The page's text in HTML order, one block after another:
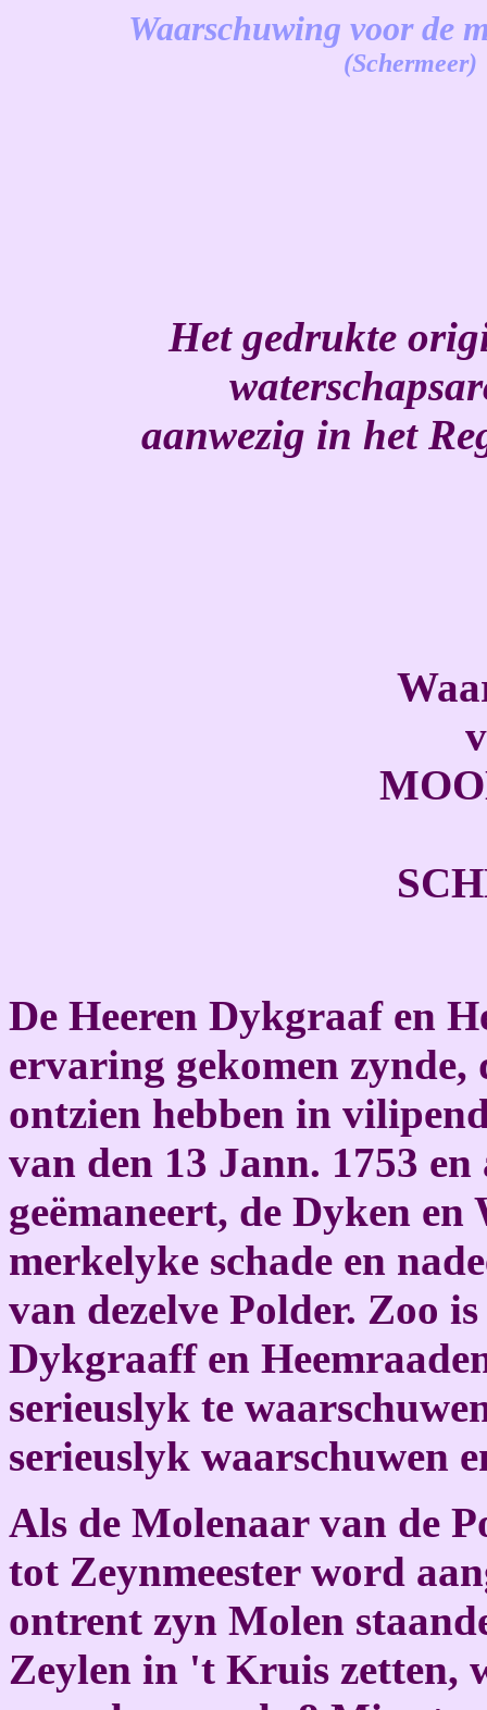
Waarschuwing voor de
(Schermeer)
Het gedrukte
aanwezig in het
De Heeren Dykgraaf en
ervaring gekomen zynde,
ontzien hebben in
van den 13 Jann. 1753
geëmaneert, de Dyken
merkelyke schade en
van dezelve Polder. Zoo
Dykgraaff en
serieuslyk te
serieuslyk waarschuwen
Als de Molenaar van de
tot Zeynmeester word
ontrent zyn Molen
Zeylen in 't Kruis zetten,